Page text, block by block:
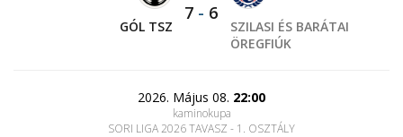
GÓL TSZ
7 - 6
SZILASI ÉS BARÁTAI
ÖREGFIÚK
2026. Május 08. 22:00
kaminokupa
SORI LIGA 2026 TAVASZ - 1. OSZTÁLY